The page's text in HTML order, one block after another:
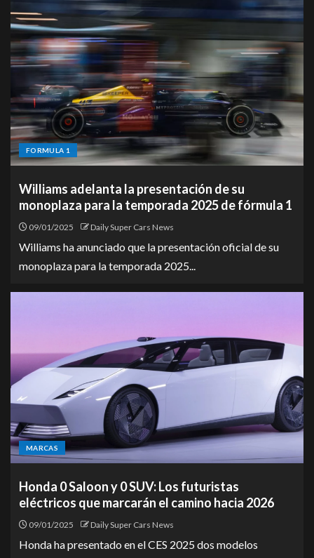
FORMULA 1
Williams adelanta la presentación de su
monoplaza para la temporada 2025 de fórmula 1
09/01/2025 Daily Super Cars News
Williams ha anunciado que la presentación oficial de su
monoplaza para la temporada 2025...
MARCAS
Honda 0 Saloon y 0 SUV: Los futuristas
eléctricos que marcarán el camino hacia 2026
09/01/2025 Daily Super Cars News
Honda ha presentado en el CES 2025 dos modelos